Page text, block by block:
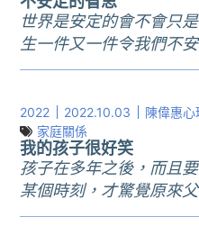
要經歷的，只要出現
的訊息。更困難的是
解釋給別人聽，創傷
沒有處理的創傷不會
我曾聽過受創者講述
像昨天剛發生，所有
的一樣，沒有任何處
這麼多年來創傷就用
者：親密關係疏離、
但看了被披露的情話
涼子的文字是這麼真
情慾和被滿足的渴望
的活力再次重生，整
時的感覺，沒有人會
得活力盡失而願意結
了甚麼事？
昨天我開車，聽到廣
道廣末涼子去年得了
的重點也不是政府前
不同的聲音本來就是
最後常常弄出的東西
超大字體印黑輸出的
字的力量。
這四個字好像可以大
師拿著指示棒，認真
的意思。但，棄甚麼
最早知道有人住的那
擔憂會誤導大眾對心
這件事我仔細思考後
(就像世界上大部分的
個人能不能以他的經
的書籍都是基於作者
在職場上公司顧問以
成的智慧收取費用。
有所爭議，有件事我
目前自費心理會談對
世界是安定的會不會只
生一件又一件令我們不
可以穩定自己的?
現在的日子似乎充滿
在寫紀錄，突然接到
前在進行，而且已經
要完成的事情要緊急
之前完全沒有預料到
快處理後，回到還沒
2022 2022.10.03
陳偉惠心
家庭關係
我的孩子很好笑
孩子在多年之後，而且
某個時刻，才驚覺原來
大的努力了。